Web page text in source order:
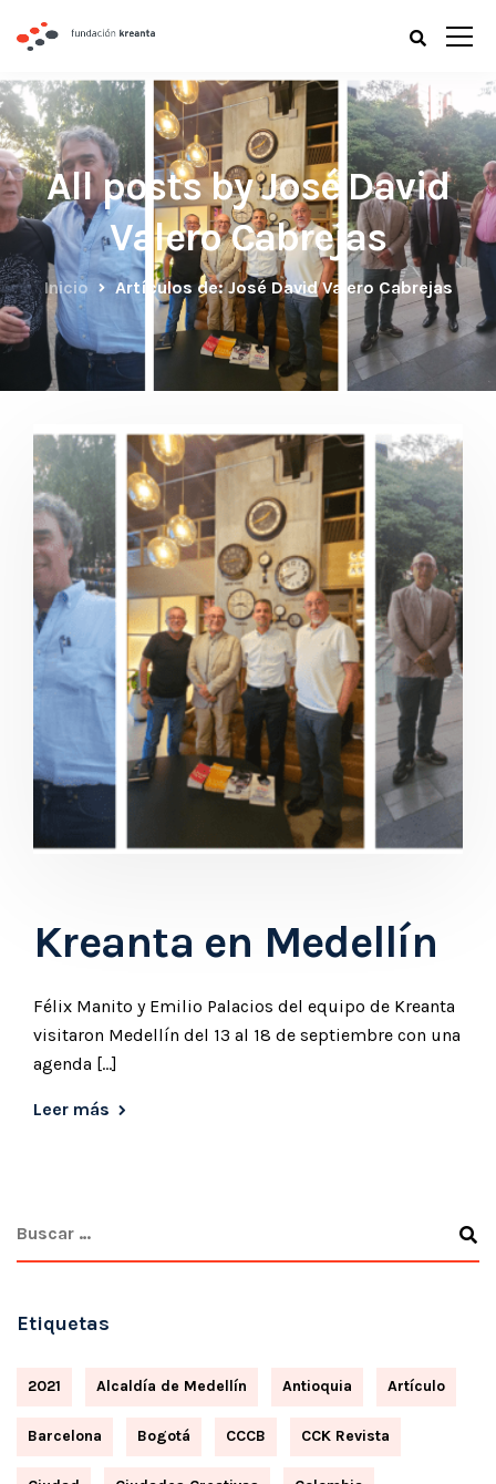
All posts by José David
Valero Cabrejas
Inicio Artículos de: José David Valero Cabrejas
Kreanta en Medellín
Félix Manito y Emilio Palacios del equipo de Kreanta
visitaron Medellín del 13 al 18 de septiembre con una
agenda […]
Leer más
Etiquetas
2021 Alcaldía de Medellín Antioquia Artículo
Barcelona Bogotá CCCB CCK Revista